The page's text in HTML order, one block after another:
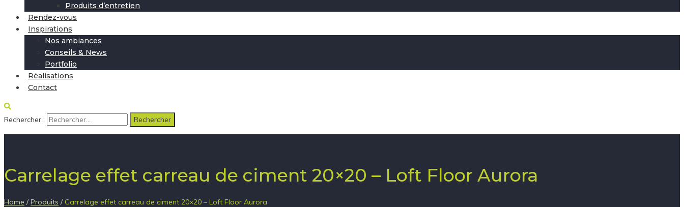
Produits d’entretien
Rendez-vous
Inspirations
Nos ambiances
Conseils & News
Portfolio
Réalisations
Contact
Rechercher :
Carrelage effet carreau de ciment 20×20 – Loft Floor Aurora
Home / Produits / Carrelage effet carreau de ciment 20×20 – Loft Floor Aurora